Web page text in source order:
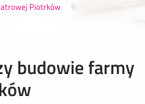
Piotrków
budowie farmy